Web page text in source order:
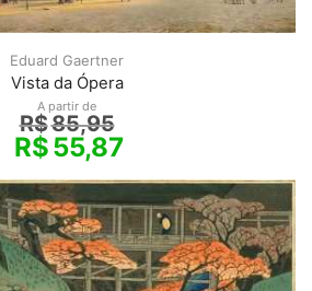
Eduard Gaertner
Vista da Ópera
A partir de
R$85,95
R$55,87